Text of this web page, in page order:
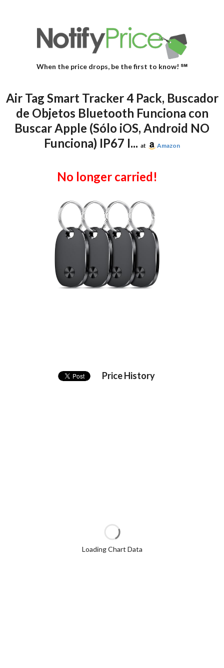
When the price drops, be the first to know! ℠
Air Tag Smart Tracker 4 Pack, Buscador
de Objetos Bluetooth Funciona con
Buscar Apple (Sólo iOS, Android NO
Funciona) IP67 I... at Amazon
No longer carried!
Price History
Loading Chart Data